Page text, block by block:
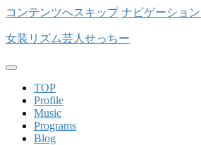
コンテンツへスキップ ナビゲーショ
女装リズム芸人せっちー
TOP
Profile
Music
Programs
Blog